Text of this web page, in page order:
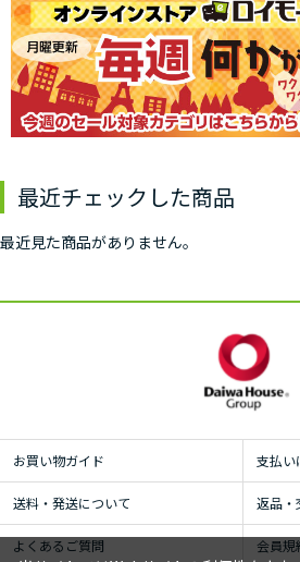
最近チェックした商品
最近見た商品がありません。
お買い物ガイド 支払い
送料・発送について 返品・
よくあるご質問 会員規